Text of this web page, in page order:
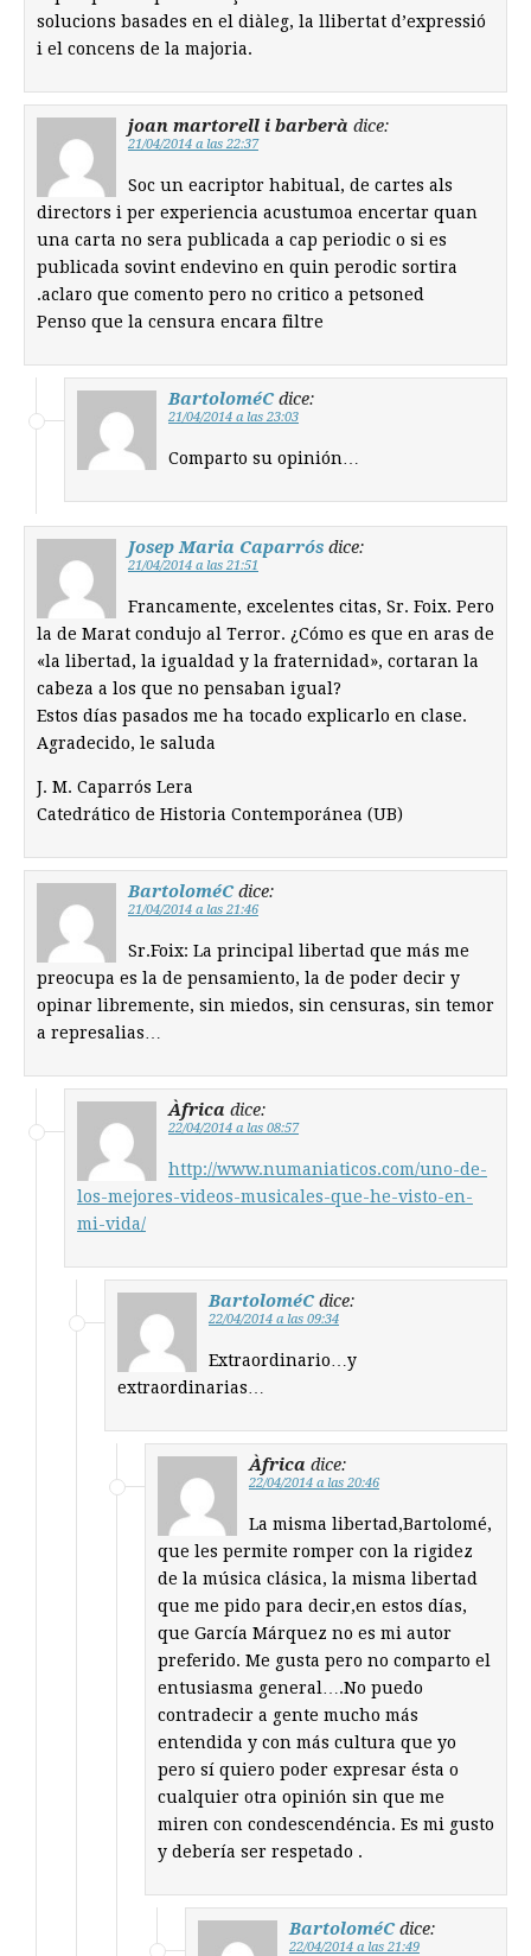
solucions basades en el diàleg, la llibertat d’expressió
i el concens de la majoria.
joan martorell i barberà dice:
21/04/2014 a las 22:37
Soc un eacriptor habitual, de cartes als
directors i per experiencia acustumoa encertar quan
una carta no sera publicada a cap periodic o si es
publicada sovint endevino en quin perodic sortira
.aclaro que comento pero no critico a petsoned
Penso que la censura encara filtre
BartoloméC dice:
21/04/2014 a las 23:03
Comparto su opinión…
Josep Maria Caparrós dice:
21/04/2014 a las 21:51
Francamente, excelentes citas, Sr. Foix. Pero
la de Marat condujo al Terror. ¿Cómo es que en aras de
«la libertad, la igualdad y la fraternidad», cortaran la
cabeza a los que no pensaban igual?
Estos días pasados me ha tocado explicarlo en clase.
Agradecido, le saluda
J. M. Caparrós Lera
Catedrático de Historia Contemporánea (UB)
BartoloméC dice:
21/04/2014 a las 21:46
Sr.Foix: La principal libertad que más me
preocupa es la de pensamiento, la de poder decir y
opinar libremente, sin miedos, sin censuras, sin temor
a represalias…
Àfrica dice:
22/04/2014 a las 08:57
http://www.numaniaticos.com/uno-de-
los-mejores-videos-musicales-que-he-visto-en-
mi-vida/
BartoloméC dice:
22/04/2014 a las 09:34
Extraordinario…y
extraordinarias…
Àfrica dice:
22/04/2014 a las 20:46
La misma libertad,Bartolomé,
que les permite romper con la rigidez
de la música clásica, la misma libertad
que me pido para decir,en estos días,
que García Márquez no es mi autor
preferido. Me gusta pero no comparto el
entusiasma general….No puedo
contradecir a gente mucho más
entendida y con más cultura que yo
pero sí quiero poder expresar ésta o
cualquier otra opinión sin que me
miren con condescendéncia. Es mi gusto
y debería ser respetado .
BartoloméC dice:
22/04/2014 a las 21:49